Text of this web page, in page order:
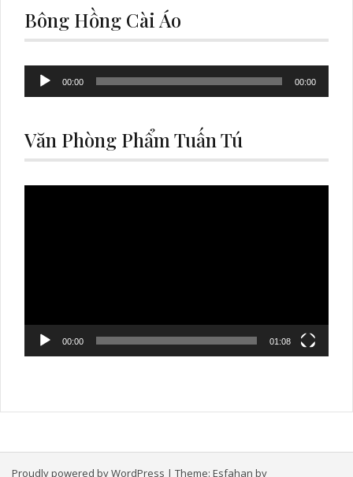
Bông Hồng Cài Áo
Audio
Player
00:00 00:00
Văn Phòng Phẩm Tuấn Tú
00:00 01:08
Proudly powered by WordPress | Theme: Esfahan by